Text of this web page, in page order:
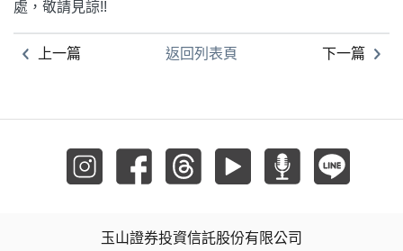
處，敬請見諒!!
上一篇 返回列表頁 下一篇
玉山證券投資信託股份有限公司